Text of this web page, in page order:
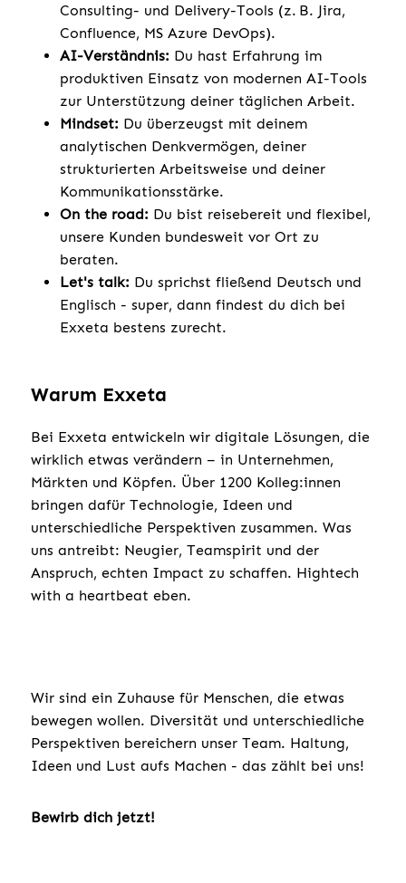
Consulting- und Delivery-Tools (z. B. Jira,
Confluence, MS Azure DevOps).
AI-Verständnis: Du hast Erfahrung im
produktiven Einsatz von modernen AI-Tools
zur Unterstützung deiner täglichen Arbeit.
Mindset: Du überzeugst mit deinem
analytischen Denkvermögen, deiner
strukturierten Arbeitsweise und deiner
Kommunikationsstärke.
On the road: Du bist reisebereit und flexibel,
unsere Kunden bundesweit vor Ort zu
beraten.
Let's talk: Du sprichst fließend Deutsch und
Englisch - super, dann findest du dich bei
Exxeta bestens zurecht.
Warum Exxeta
Bei Exxeta entwickeln wir digitale Lösungen, die
wirklich etwas verändern – in Unternehmen,
Märkten und Köpfen. Über 1200 Kolleg:innen
bringen dafür Technologie, Ideen und
unterschiedliche Perspektiven zusammen. Was
uns antreibt: Neugier, Teamspirit und der
Anspruch, echten Impact zu schaffen. Hightech
with a heartbeat eben.
Wir sind ein Zuhause für Menschen, die etwas
bewegen wollen. Diversität und unterschiedliche
Perspektiven bereichern unser Team. Haltung,
Ideen und Lust aufs Machen - das zählt bei uns!
Bewirb dich jetzt!